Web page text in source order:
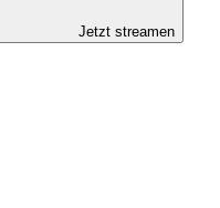
Jetzt streamen